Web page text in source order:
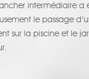
intermédiaire a
le passage
sur la piscine et le